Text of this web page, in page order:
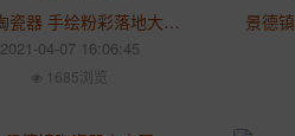
景德镇陶瓷器 手绘粉彩落地大花瓶 中式客厅家居装饰
2021-04-07 16:06:45
1685浏览